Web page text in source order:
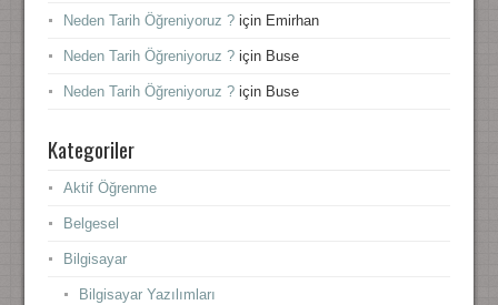
Neden Tarih Öğreniyoruz ?için Emirhan
Neden Tarih Öğreniyoruz ?için Buse
Neden Tarih Öğreniyoruz ?için Buse
Kategoriler
Aktif Öğrenme
Belgesel
Bilgisayar
Bilgisayar Yazılımları